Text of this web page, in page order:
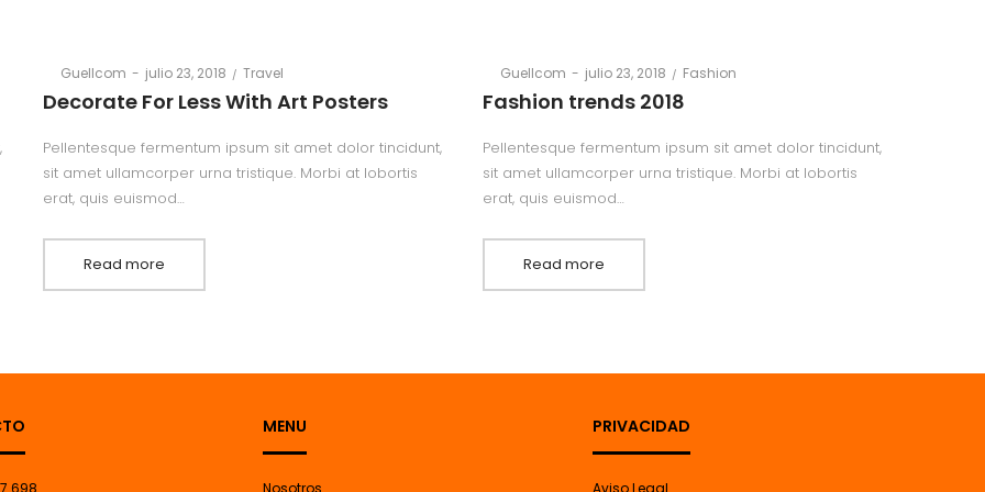
Guellcom
Posted
on
julio 23, 2018
Posted
in
Travel
Decorate For Less With Art Posters
Pellentesque fermentum ipsum sit amet dolor tincidunt,
sit amet ullamcorper urna tristique. Morbi at lobortis
erat, quis euismod…
Read more
Guellcom
Posted
on
julio 23, 2018
Posted
in
Fashion
Fashion trends 2018
Pellentesque fermentum ipsum sit amet dolor tincidunt,
sit amet ullamcorper urna tristique. Morbi at lobortis
erat, quis euismod…
Read more
698
MENU
Nosotros
PRIVACIDAD
Aviso Legal